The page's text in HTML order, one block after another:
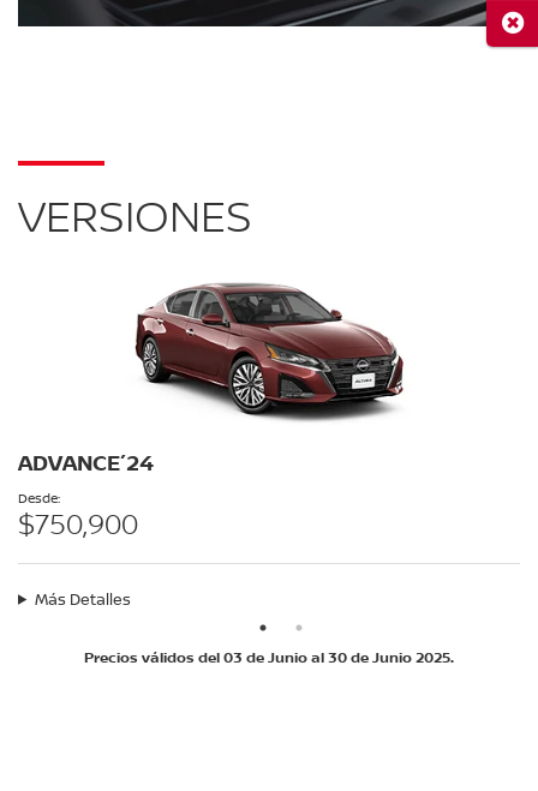
VERSIONES
ADVANCE´24
Desde:
$750,900
Más Detalles
Precios válidos del 03 de Junio al 30 de Junio 2025.